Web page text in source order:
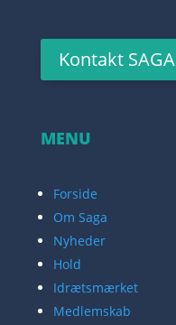
Kontakt SAGA
MENU
Forside
Om Saga
Nyheder
Hold
Idrætsmærket
Medlemskab